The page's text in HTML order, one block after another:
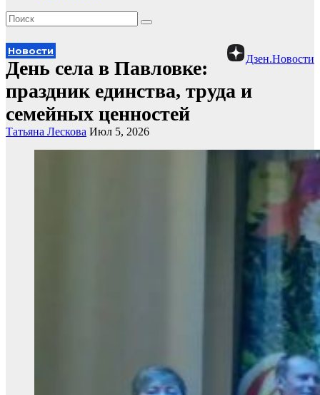
Дзен.Новости
Новости
День села в Павловке:
праздник единства, труда и
семейных ценностей
Татьяна Лескова Июл 5, 2026